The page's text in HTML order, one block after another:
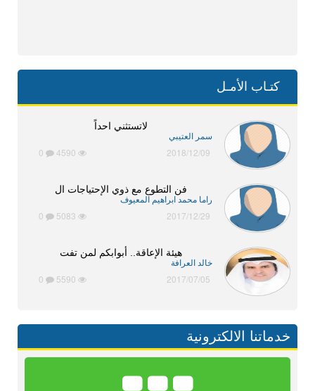
كتـاب الأمـل
لاتستثني احداً
سمر العتيبي
2018/12/09
فن التطوع مع ذوي الإحتياجات ال
راما محمد ابراهيم المعيوف
2017/12/29
هيئة الإعاقة.. أبوابكم لمن تفت
خالد العرافة
2017/07/05
خدماتنا الالكترونية